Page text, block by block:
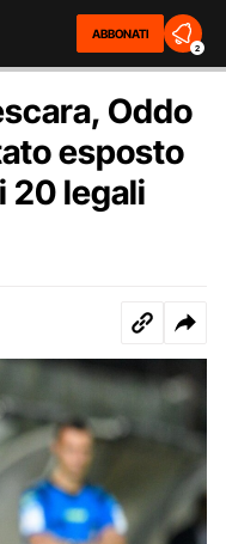
ABBONATI
2
Oddo
esposto
20 legali